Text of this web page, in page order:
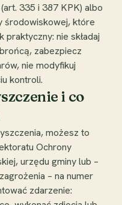
335 i 387 KPK) albo
środowiskowej, które
nie składaj
zabezpiecz
nie modyfikuj
kontroli.
i co
możesz to
Ochrony
urzędu gminy lub –
– na numer
zdarzenie: